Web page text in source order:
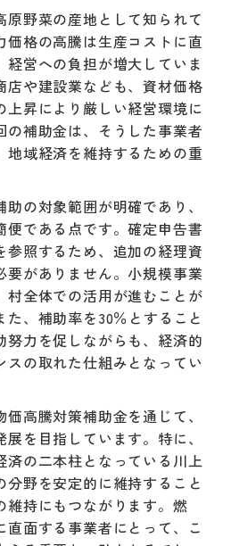
原野菜の産地として知られて
価格の高騰は生産コストに直
営への負担が増大していま
店や建設業なども、資材価格
上昇により厳しい経営環境に
の補助金は、そうした事業者
地域経済を維持するための重
の対象範囲が明確であり、
便である点です。確定申告書
参照するため、追加の経理資
要がありません。小規模事業
村全体での活用が進むことが
、補助率を30％とすること
努力を促しながらも、経済的
スの取れた仕組みとなってい
高騰対策補助金を通じて、
を目指しています。特に、
済の二本柱となっている川上
野を安定的に維持すること
維持にもつながります。燃
面する事業者にとって、こ